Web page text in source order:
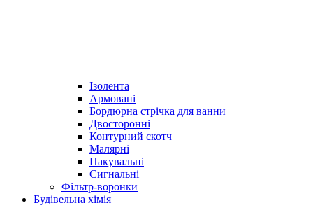
Ізолента
Армовані
Бордюрна стрічка для ванни
Двосторонні
Контурний скотч
Малярні
Пакувальні
Сигнальні
Фільтр-воронки
Будівельна хімія